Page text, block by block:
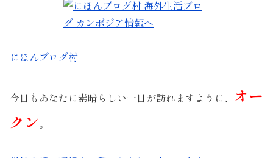
にほんブログ村
今日もあなたに素晴らしい一日が訪れますように、 オー
クン。